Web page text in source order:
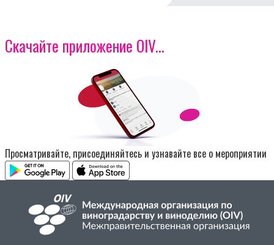
Скачайте приложение OIV...
Изображение
Просматривайте, присоединяйтесь и узнавайте все о мероприятии